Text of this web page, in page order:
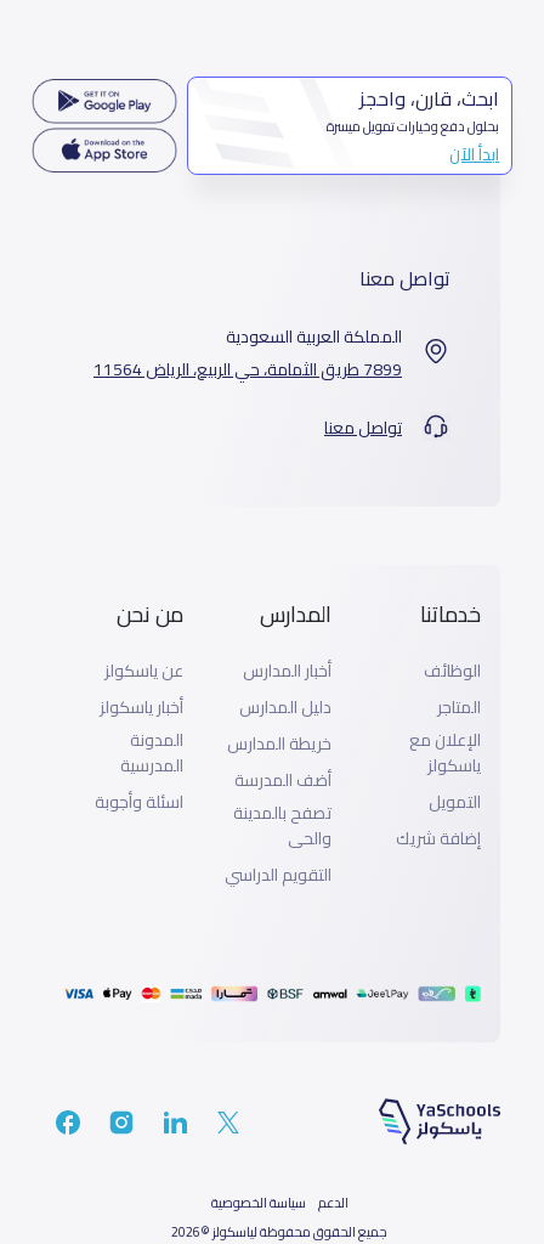
ابحث، قارن، واحجز
بحلول دفع وخيارات تمويل ميسرة
ابدأ الآن
تواصل معنا
المملكة العربية السعودية
7899 طريق الثمامة، حي الربيع، الرياض 11564
تواصل معنا
خدماتنا
الوظائف
المتاجر
الإعلان مع
ياسكولز
التمويل
إضافة شريك
المدارس
أخبار المدارس
دليل المدارس
خريطة المدارس
أضف المدرسة
تصفح بالمدينة
والحى
التقويم الدراسي
من نحن
عن ياسكولز
أخبار ياسكولز
المدونة
المدرسية
اسئلة وأجوبة
جميع الحقوق محفوظة لياسكولز ©2026
الدعم سياسة الخصوصية